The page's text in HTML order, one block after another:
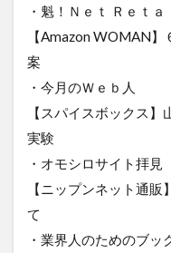
・魁！Ｎｅｔ Ｒｅｔ
【Amazon WOMAN
案
・今月のＷｅｂ人
【スパイスボックス
実験
・オモシロサイト拝見
【ニップンネット通
て
・業界人のためのブッ